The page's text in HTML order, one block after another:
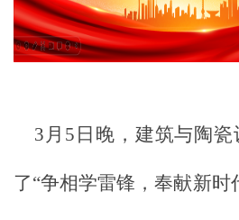
3月5日晚， 建筑与陶瓷
了“争相学雷锋 ，奉献新时